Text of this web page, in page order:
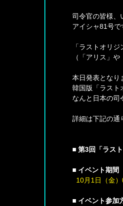
司令官の皆様、
アイシャ81号で
「ラストオリ
（「アリス」
本日発表となり
韓国版「ラスト
なんと日本の司
詳細は下記の通
■ 第3回「ラス
■ イベント期間
10月1日（金
■ イベント参加